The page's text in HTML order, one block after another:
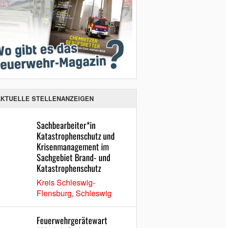
STELLENANZEIGEN
Sachbearbeiter*in
Katastrophenschutz und
Krisenmanagement im
Sachgebiet Brand- und
Katastrophenschutz
Kreis Schleswig-
Flensburg, Schleswig
Feuerwehrgerätewart